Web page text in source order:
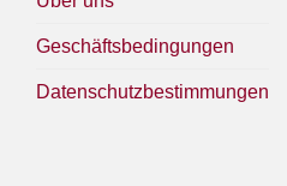
Geschäftsbedingungen
Datenschutzbestimmungen